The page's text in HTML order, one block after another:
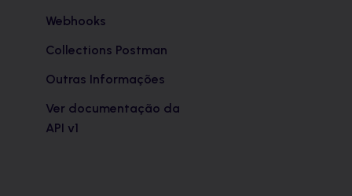
Webhooks
Collections Postman
Outras Informações
Ver documentação da
API v1